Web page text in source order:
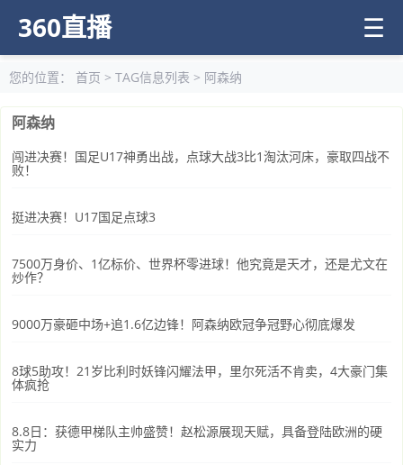
360直播 ☰
您的位置： 首页 > TAG信息列表 > 阿森纳
阿森纳
闯进决赛！国足U17神勇出战，点球大战3比1淘汰河床，豪取四战不
败！
挺进决赛！U17国足点球3
7500万身价、1亿标价、世界杯零进球！他究竟是天才，还是尤文在
炒作？
9000万豪砸中场+追1.6亿边锋！阿森纳欧冠争冠野心彻底爆发
8球5助攻！21岁比利时妖锋闪耀法甲，里尔死活不肯卖，4大豪门集
体疯抢
8.8日：获德甲梯队主帅盛赞！赵松源展现天赋，具备登陆欧洲的硬
实力